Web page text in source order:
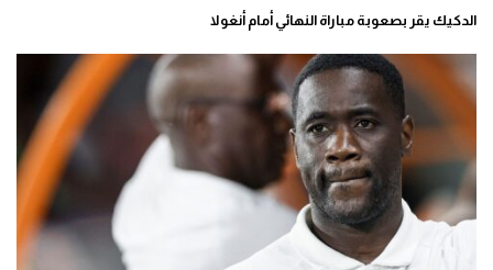
الدكيك يقر بصعوبة مباراة النهائي أمام أنغولا